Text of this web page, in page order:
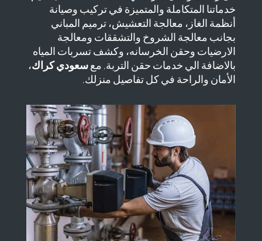
خدماتنا المتكاملة والمتميزة في تركيب وصيانة
أنظمة الغاز، معالجة التعشيش، ترميم المباني
بجانب معالجة الشروخ والتشققات ومعالجة
الارضيات وحقن الخرسانه، وكشف تسربات المياه
بالاضافة الي خدمات حقن التربة. مع سعودي كراك،
الأمان والراحة في كل تفاصيل منزلك.